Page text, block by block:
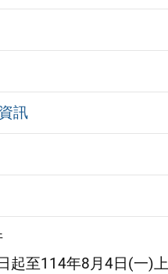
訊
起至114年8月4日(一)